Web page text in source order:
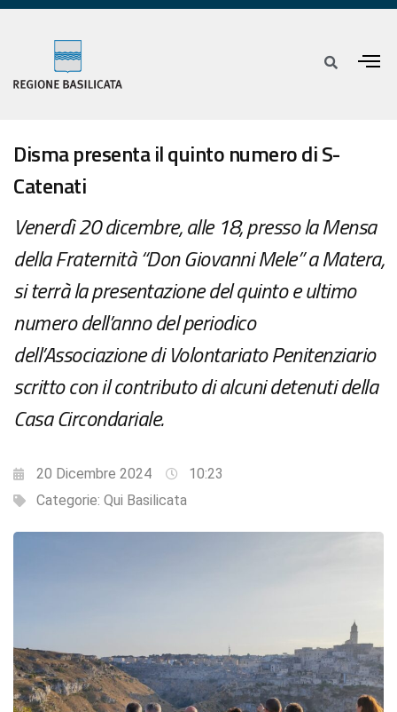
Disma presenta il quinto numero di S-
Catenati
Venerdì 20 dicembre, alle 18, presso la Mensa
della Fraternità “Don Giovanni Mele” a Matera,
si terrà la presentazione del quinto e ultimo
numero dell’anno del periodico
dell’Associazione di Volontariato Penitenziario
scritto con il contributo di alcuni detenuti della
Casa Circondariale.
20 Dicembre 2024
10:23
Categorie: Qui Basilicata